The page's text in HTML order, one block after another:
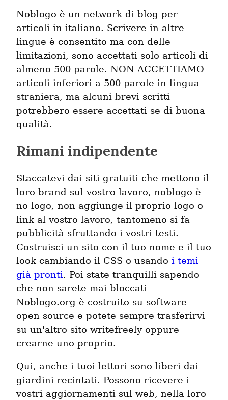
Noblogo è un network di blog per
articoli in italiano. Scrivere in altre
lingue è consentito ma con delle
limitazioni, sono accettati solo articoli di
almeno 500 parole. NON ACCETTIAMO
articoli inferiori a 500 parole in lingua
straniera, ma alcuni brevi scritti
potrebbero essere accettati se di buona
qualità.
Rimani indipendente
Staccatevi dai siti gratuiti che mettono il
loro brand sul vostro lavoro, noblogo è
no-logo, non aggiunge il proprio logo o
link al vostro lavoro, tantomeno si fa
pubblicità sfruttando i vostri testi.
Costruisci un sito con il tuo nome e il tuo
look cambiando il CSS o usando i temi
già pronti. Poi state tranquilli sapendo
che non sarete mai bloccati –
Noblogo.org è costruito su software
open source e potete sempre trasferirvi
su un'altro sito writefreely oppure
crearne uno proprio.
Qui, anche i tuoi lettori sono liberi dai
giardini recintati. Possono ricevere i
vostri aggiornamenti sul web, nella loro